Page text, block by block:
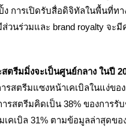
การเปิดรับสื่อดิจิทัลในพื้นที่ทา
ส่วนร่วมและ brand royalty จะ
ตรีมมิ่งจะเป็นศูนย์กลาง ในปี
รสตรีมแซงหน้าเคเบิลในแง่ขอ
รสตรีมคิดเป็น 38% ของการรั
เคเบิล 31% ตามข้อมูลล่าสุดขอ